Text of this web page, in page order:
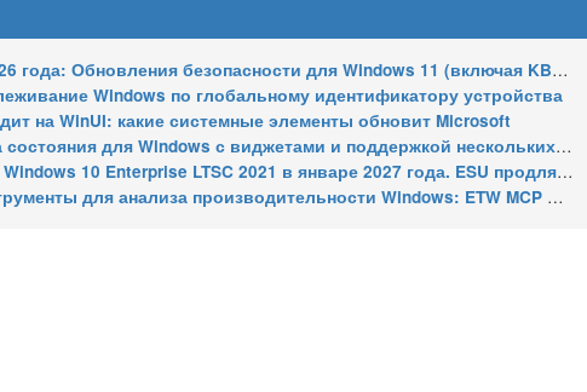
безопасности для Windows 11 (включая KB5121003), ESU-обновления для Windows 10
Windows по глобальному идентификатору устройства
на WinUI: какие системные элементы обновит Microsoft
для Windows с виджетами и поддержкой нескольких мониторов
LTSC 2021 в январе 2027 года. ESU продлят обновления до января 2030 года
для анализа производительности Windows: ETW MCP и WPA MCP